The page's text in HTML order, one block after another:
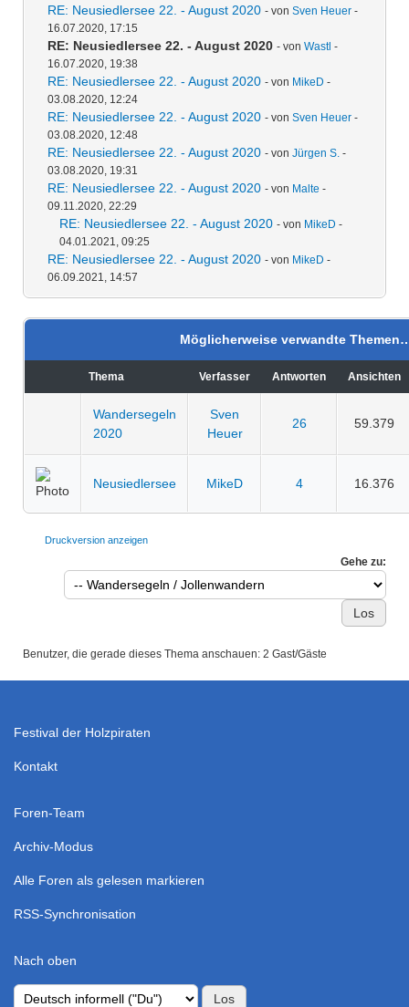
RE: Neusiedlersee 22. - August 2020 - von Sven Heuer -
16.07.2020, 17:15
RE: Neusiedlersee 22. - August 2020 - von Wastl -
16.07.2020, 19:38
RE: Neusiedlersee 22. - August 2020 - von MikeD -
03.08.2020, 12:24
RE: Neusiedlersee 22. - August 2020 - von Sven Heuer -
03.08.2020, 12:48
RE: Neusiedlersee 22. - August 2020 - von Jürgen S. -
03.08.2020, 19:31
RE: Neusiedlersee 22. - August 2020 - von Malte -
09.11.2020, 22:29
RE: Neusiedlersee 22. - August 2020 - von MikeD -
04.01.2021, 09:25
RE: Neusiedlersee 22. - August 2020 - von MikeD -
06.09.2021, 14:57
Möglicherweise verwandte
Thema Verfasser Antworten Ansichten
Wandersegeln
2020
Sven
Heuer
26 59.379
Neusiedlersee MikeD 4 16.376
Druckversion anzeigen
Gehe zu:
Benutzer, die gerade dieses Thema anschauen: 2 Gast/Gäste
Festival der Holzpiraten
Kontakt
Foren-Team
Archiv-Modus
Alle Foren als gelesen markieren
RSS-Synchronisation
Nach oben